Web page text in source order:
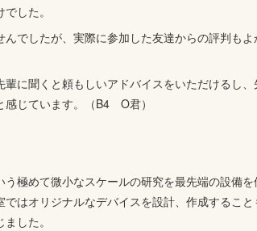
した。
でしたが、実際に参加した友達からの評判も
に聞くと頼もしいアドバイスをいただけるし
感じています。（B4 O君）
極めて微小なスケールの研究を最先端の設備
はオリジナルなデバイスを設計、作成するこ
した。